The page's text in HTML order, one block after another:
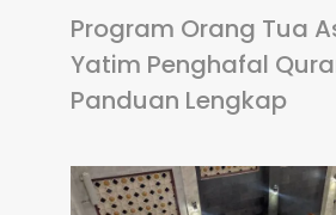
Program Orang Tua
Yatim Penghafal
Panduan Lengkap